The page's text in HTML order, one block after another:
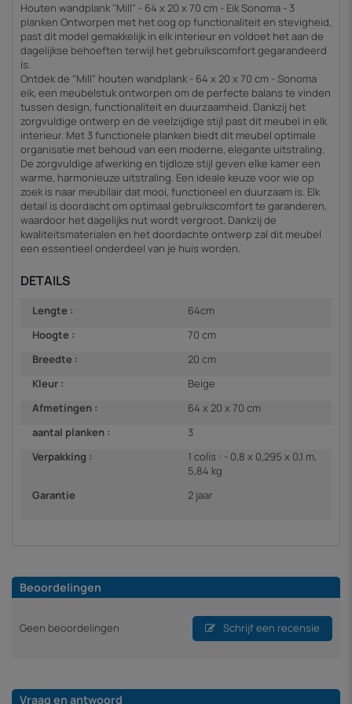
Houten wandplank "Mill" - 64 x 20 x 70 cm - Eik Sonoma - 3
planken Ontworpen met het oog op functionaliteit en stevigheid,
past dit model gemakkelijk in elk interieur en voldoet het aan de
dagelijkse behoeften terwijl het gebruikscomfort gegarandeerd
is.
Ontdek de "Mill" houten wandplank - 64 x 20 x 70 cm - Sonoma
eik, een meubelstuk ontworpen om de perfecte balans te vinden
tussen design, functionaliteit en duurzaamheid. Dankzij het
zorgvuldige ontwerp en de veelzijdige stijl past dit meubel in elk
interieur. Met 3 functionele planken biedt dit meubel optimale
organisatie met behoud van een moderne, elegante uitstraling.
De zorgvuldige afwerking en tijdloze stijl geven elke kamer een
warme, harmonieuze uitstraling. Een ideale keuze voor wie op
zoek is naar meubilair dat mooi, functioneel en duurzaam is. Elk
detail is doordacht om optimaal gebruikscomfort te garanderen,
waardoor het dagelijks nut wordt vergroot. Dankzij de
kwaliteitsmaterialen en het doordachte ontwerp zal dit meubel
een essentieel onderdeel van je huis worden.
DETAILS
Lengte :
64cm
Hoogte :
70 cm
Breedte :
20 cm
Kleur :
Beige
Afmetingen :
64 x 20 x 70 cm
aantal planken :
3
Verpakking :
1 colis : - 0,8 x 0,295 x 0,1 m,
5,84 kg
Garantie
2 jaar
Beoordelingen
Geen beoordelingen Schrijf een recensie
Vraag en antwoord